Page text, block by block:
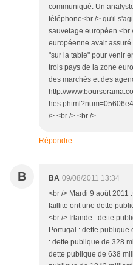
communiqué. Un
téléphone<br /> qu'il
sauvetage européen.<br
européenne avait
"sur la table" pour venir
trois pays de la zone
des marchés et des
http://
/> <br /> <br />
Répondre
B BA 09/08/2011 13:34
<br /> Mardi 9 août 2011
faillite ont une dette
<br /> Irlande : dette
Portugal : dette publique
: dette publique de 328
dette publique de 638